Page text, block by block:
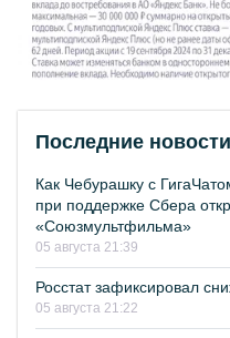
Последние новости
Как Чебурашку с
при поддержке Сбера
«Союзмультфильма»
05 августа 21:39
Росстат зафиксировал
05 августа 21:22